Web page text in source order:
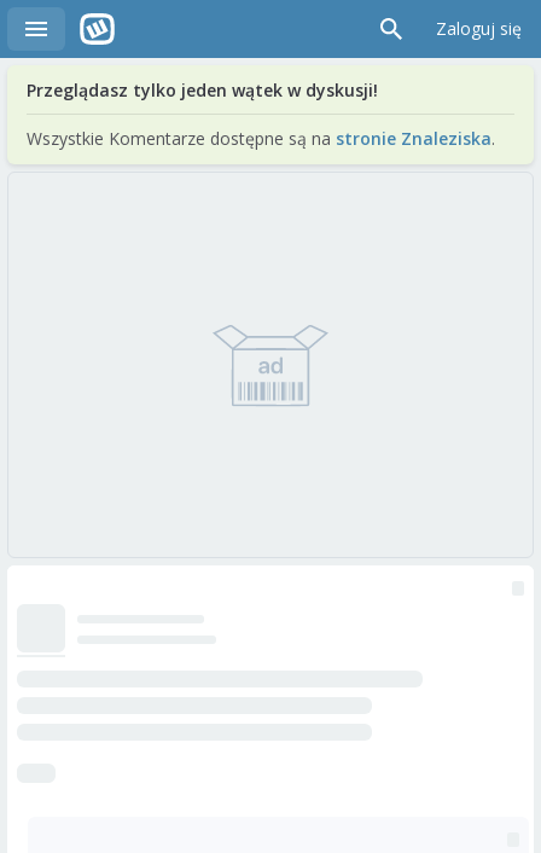
Zaloguj się
Przeglądasz tylko jeden wątek w dyskusji!
Wszystkie Komentarze dostępne są na stronie Znaleziska.